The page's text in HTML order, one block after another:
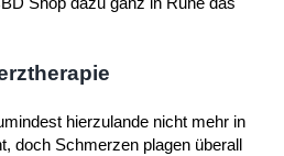
hierzulande nicht mehr in
doch Schmerzen plagen überall